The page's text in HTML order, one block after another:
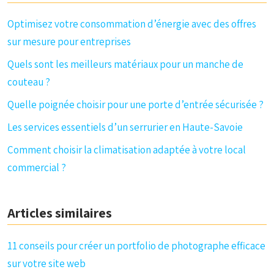
Optimisez votre consommation d’énergie avec des offres
sur mesure pour entreprises
Quels sont les meilleurs matériaux pour un manche de
couteau ?
Quelle poignée choisir pour une porte d’entrée sécurisée ?
Les services essentiels d’un serrurier en Haute-Savoie
Comment choisir la climatisation adaptée à votre local
commercial ?
Articles similaires
11 conseils pour créer un portfolio de photographe efficace
sur votre site web